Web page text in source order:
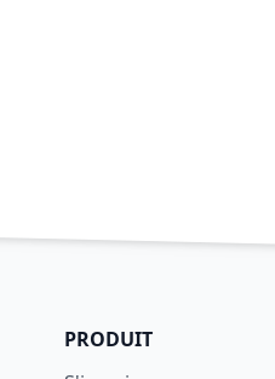
PRODUIT